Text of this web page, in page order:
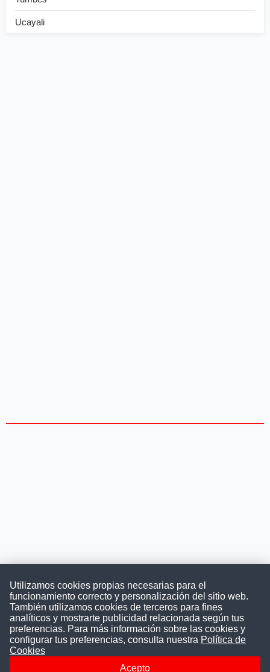
Ucayali
Convocatoriasdetrabajo.com
ConvocatoriasDeTrabajo.com es una plataforma informativa
Utilizamos cookies propias necesarias para el
funcionamiento correcto y personalización del sitio web.
También utilizamos cookies de terceros para fines
analíticos y mostrarte publicidad relacionada según tus
preferencias. Para más información sobre las cookies y
configurar tus preferencias, consulta nuestra Política de
Cookies
Acepto